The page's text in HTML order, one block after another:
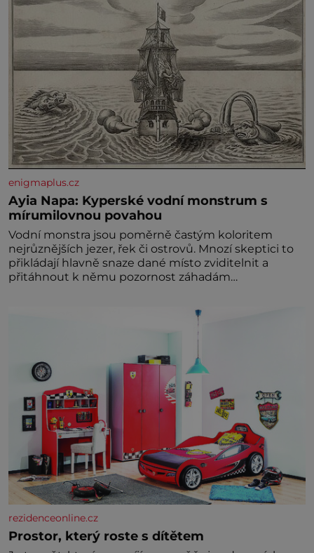
enigmaplus.cz
Ayia Napa: Kyperské vodní monstrum s
mírumilovnou povahou
Vodní monstra jsou poměrně častým koloritem
nejrůznějších jezer, řek či ostrovů. Mnozí skeptici to
přikládají hlavně snaze dané místo zviditelnit a
přitáhnout k němu pozornost záhadám
rezidenceonline.cz
Prostor, který roste s dítětem